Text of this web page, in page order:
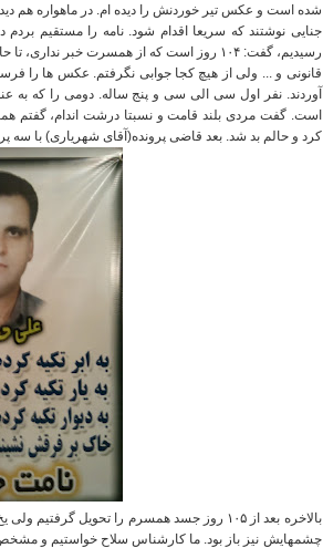
شده است و عکس تیر خوردنش را دیده ام.در ماهواره هم
جنایی نوشتند که سریعا اقدام شود.نامه را مستقیم بردم
رسیدیم، گفت:۱۰۴ روز است که از همسرت خبر نداری، تا حالا کجا بودی؟ گفتم
قانونی و... ولی از هیچ کجا جوابی نگرفتم. عکس ها را
آوردند.نفر اول سی الی سی و پنج ساله.
است.گفت مردی بلند قامت و نسبتا درشت اندام، گفتم
کرد و حالم بد شد.بعد قاضی پرونده( آقای شهریاری)با سه
بالاخره بعد از ۱۰۵ روز جسد همسرم را تحویل گرفتیم ولی یخ زده نبود
چشمهایش نیز باز بود. ما کارشناس سلاح خواستیم و مشخص